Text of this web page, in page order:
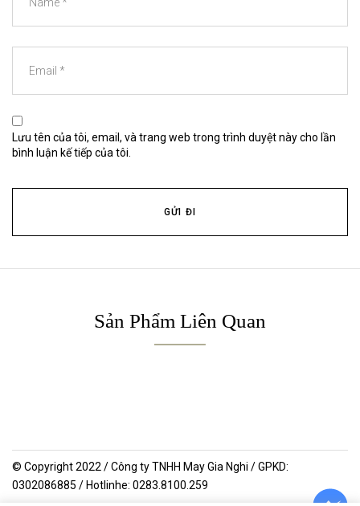
Lưu tên của tôi, email, và trang web trong trình duyệt này cho lần
bình luận kế tiếp của tôi.
Sản Phẩm Liên Quan
© Copyright 2022 / Công ty TNHH May Gia Nghi / GPKD:
0302086885 / Hotlinhe: 0283.8100.259